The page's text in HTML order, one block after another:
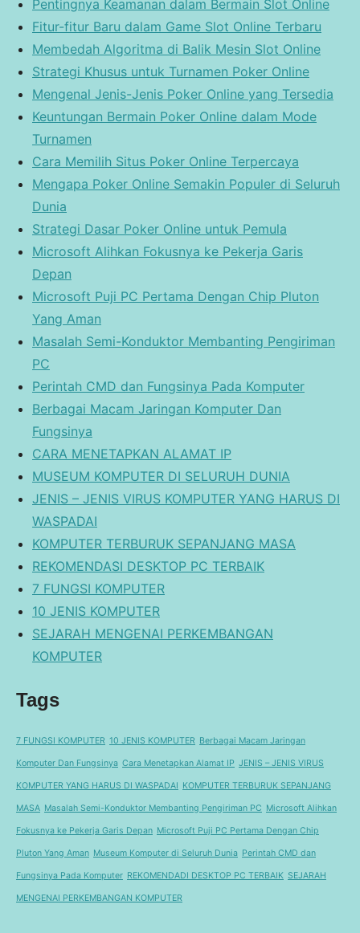
Pentingnya Keamanan dalam Bermain Slot Online
Fitur-fitur Baru dalam Game Slot Online Terbaru
Membedah Algoritma di Balik Mesin Slot Online
Strategi Khusus untuk Turnamen Poker Online
Mengenal Jenis-Jenis Poker Online yang Tersedia
Keuntungan Bermain Poker Online dalam Mode
Turnamen
Cara Memilih Situs Poker Online Terpercaya
Mengapa Poker Online Semakin Populer di Seluruh
Dunia
Strategi Dasar Poker Online untuk Pemula
Microsoft Alihkan Fokusnya ke Pekerja Garis
Depan
Microsoft Puji PC Pertama Dengan Chip Pluton
Yang Aman
Masalah Semi-Konduktor Membanting Pengiriman
PC
Perintah CMD dan Fungsinya Pada Komputer
Berbagai Macam Jaringan Komputer Dan
Fungsinya
CARA MENETAPKAN ALAMAT IP
MUSEUM KOMPUTER DI SELURUH DUNIA
JENIS – JENIS VIRUS KOMPUTER YANG HARUS DI
WASPADAI
KOMPUTER TERBURUK SEPANJANG MASA
REKOMENDASI DESKTOP PC TERBAIK
7 FUNGSI KOMPUTER
10 JENIS KOMPUTER
SEJARAH MENGENAI PERKEMBANGAN
KOMPUTER
Tags
7 FUNGSI KOMPUTER 10 JENIS KOMPUTER Berbagai Macam Jaringan
Komputer Dan Fungsinya Cara Menetapkan Alamat IP JENIS – JENIS VIRUS
KOMPUTER YANG HARUS DI WASPADAI KOMPUTER TERBURUK SEPANJANG
MASA Masalah Semi-Konduktor Membanting Pengiriman PC Microsoft Alihkan
Fokusnya ke Pekerja Garis Depan Microsoft Puji PC Pertama Dengan Chip
Pluton Yang Aman Museum Komputer di Seluruh Dunia Perintah CMD dan
Fungsinya Pada Komputer REKOMENDADI DESKTOP PC TERBAIK SEJARAH
MENGENAI PERKEMBANGAN KOMPUTER